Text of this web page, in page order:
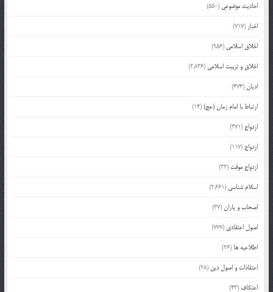
احادیث موضوعی (550)
اخبار (717)
اخلاق اسلامی (956)
اخلاق و تربیت اسلامی (2,836)
ادیان(474)
ارتباط با امام زمان (عج)(14)
ازدواج (371)
ازدواج (117)
ازدواج موقت (32)
اسلام شناسی (2,661)
اصحاب و یاران(37)
اصول اعتقادی (777)
اطلاعیه ها (26)
اعتقادات و اصول دین (28)
اعتکاف (43)